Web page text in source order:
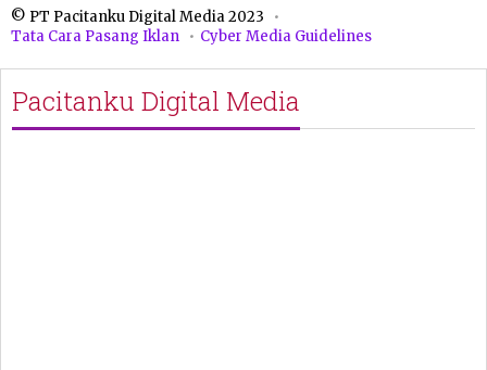
© PT Pacitanku Digital Media 2023
Tata Cara Pasang Iklan
Cyber Media Guidelines
Pacitanku Digital Media